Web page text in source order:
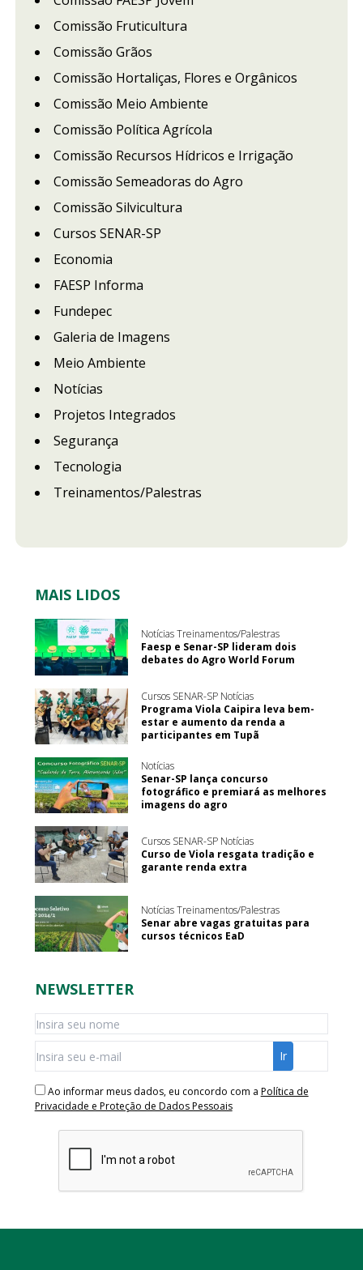
Comissão Fruticultura
Comissão Grãos
Comissão Hortaliças, Flores e Orgânicos
Comissão Meio Ambiente
Comissão Política Agrícola
Comissão Recursos Hídricos e Irrigação
Comissão Semeadoras do Agro
Comissão Silvicultura
Cursos SENAR-SP
Economia
FAESP Informa
Fundepec
Galeria de Imagens
Meio Ambiente
Notícias
Projetos Integrados
Segurança
Tecnologia
Treinamentos/Palestras
MAIS LIDOS
Notícias Treinamentos/Palestras
Faesp e Senar-SP lideram dois
debates do Agro World Forum
Cursos SENAR-SP Notícias
Programa Viola Caipira leva bem-
estar e aumento da renda a
participantes em Tupã
Notícias
Senar-SP lança concurso
fotográfico e premiará as melhores
imagens do agro
Cursos SENAR-SP Notícias
Curso de Viola resgata tradição e
garante renda extra
Notícias Treinamentos/Palestras
Senar abre vagas gratuitas para
cursos técnicos EaD
NEWSLETTER
Ao informar meus dados, eu concordo com a Política de
Privacidade e Proteção de Dados Pessoais